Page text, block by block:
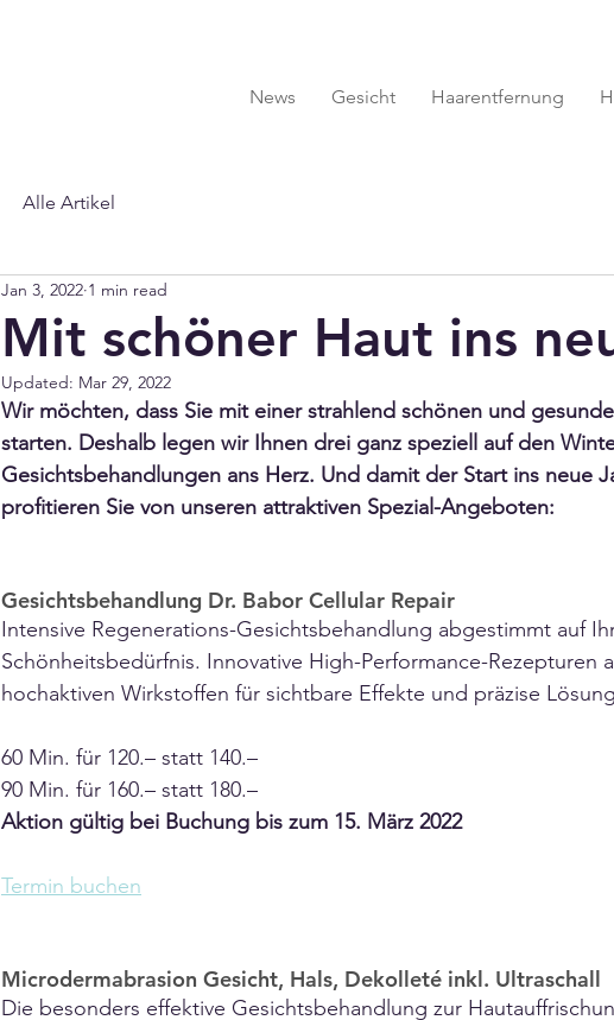
News Gesicht Haarentfernung
Alle Artikel
Mit schöner Haut ins
Jan 3, 2022 1 min read
Updated: Mar 29, 2022
Wir möchten, dass Sie mit einer strahlend schönen und
starten. Deshalb legen wir Ihnen drei ganz speziell auf den
Gesichtsbehandlungen ans Herz. Und damit der Start ins neue
profitieren Sie von unseren attraktiven Spezial-Angeboten:
Gesichtsbehandlung Dr. Babor Cellular Repair
Intensive Regenerations-Gesichtsbehandlung abgestimmt auf
Schönheitsbedürfnis. Innovative High-Performance-Rezepturen
hochaktiven Wirkstoffen für sichtbare Effekte und präzise
60 Min. für 120.– statt 140.–
90 Min. für 160.– statt 180.–
Aktion gültig bei Buchung bis zum 15. März 2022
Termin buchen
Microdermabrasion Gesicht, Hals, Dekolleté inkl. Ultraschall
Die besonders effektive Gesichtsbehandlung zur